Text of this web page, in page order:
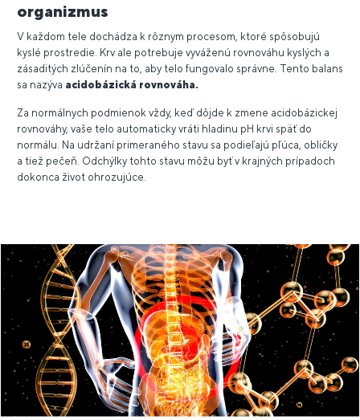
organizmus
V každom tele dochádza k rôznym procesom, ktoré spôsobujú
kyslé prostredie. Krv ale potrebuje vyváženú rovnováhu kyslých a
zásaditých zlúčenín na to, aby telo fungovalo správne. Tento balans
sa nazýva acidobázická rovnováha.
Za normálnych podmienok vždy, keď dôjde k zmene acidobázickej
rovnováhy, vaše telo automaticky vráti hladinu pH krvi späť do
normálu. Na udržaní primeraného stavu sa podieľajú pľúca, obličky
a tiež pečeň. Odchýlky tohto stavu môžu byť v krajných prípadoch
dokonca život ohrozujúce.